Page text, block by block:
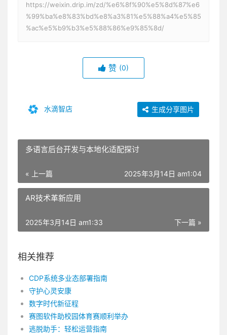
https://weixin.drip.im/zd/%e6%8f%90%e5%8d%87%e6
%99%ba%e8%83%bd%e8%a3%81%e5%88%a4%e5%85
%ac%e5%b9%b3%e5%88%86%e9%85%8d/
赞 (0)
水滴智店 生成分享图片
多语言后台开发与本地化适配探讨
« 上一篇 2025年3月14日 am1:04
AR技术革新应用
下一篇 »
2025年3月14日 am1:33
相关推荐
CDP系统多业态部署指南
守护心灵安康
数字时代新征程
赛图软件助校园体育赛顺利举办
逃脱助手：轻松运营指南